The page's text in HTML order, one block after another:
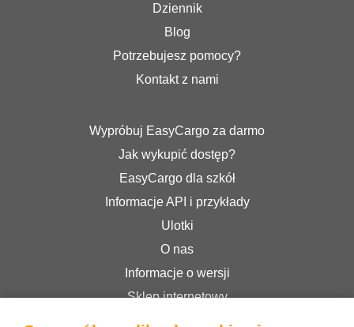
Dziennik
Blog
Potrzebujesz pomocy?
Kontakt z nami
Wypróbuj EasyCargo za darmo
Jak wykupić dostęp?
EasyCargo dla szkół
Informacje API i przykłady
Ulotki
O nas
Informacje o wersji
Sklep internetowy